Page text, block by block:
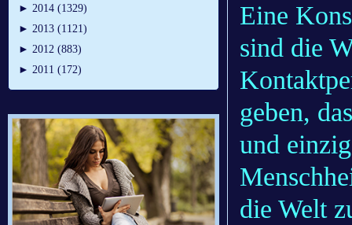
► 2014 (1329)
► 2013 (1121)
► 2012 (883)
► 2011 (172)
Eine
sind die
geben,
und
die Welt